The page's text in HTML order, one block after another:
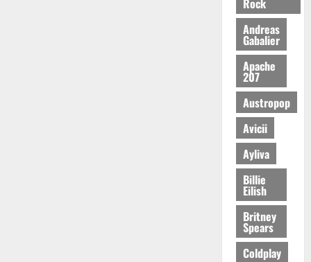
Andreas
Gabalier
Apache
207
Austropop
Avicii
Ayliva
Billie
Eilish
Britney
Spears
Coldplay